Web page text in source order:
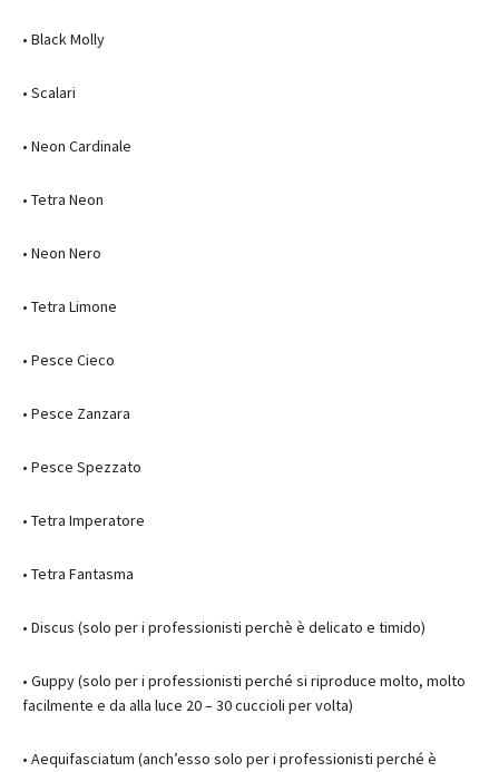
• Black Molly
• Scalari
• Neon Cardinale
• Tetra Neon
• Neon Nero
• Tetra Limone
• Pesce Cieco
• Pesce Zanzara
• Pesce Spezzato
• Tetra Imperatore
• Tetra Fantasma
• Discus (solo per i professionisti perchè è delicato e timido)
• Guppy (solo per i professionisti perché si riproduce molto, molto
facilmente e da alla luce 20 – 30 cuccioli per volta)
• Aequifasciatum (anch’esso solo per i professionisti perché è